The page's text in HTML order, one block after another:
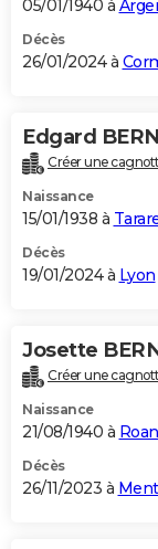
05/01/1940 à
Décès
26/01/2024 à
Edgard
Créer une
Naissance
15/01/1938 à
Décès
19/01/2024 à Lyon
Josette
Créer une
Naissance
21/08/1940 à
Décès
26/11/2023 à